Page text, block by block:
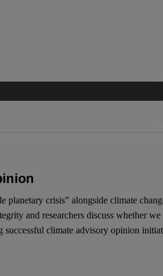
crisis” alongside climate
and researchers discuss whether
climate advisory opinion